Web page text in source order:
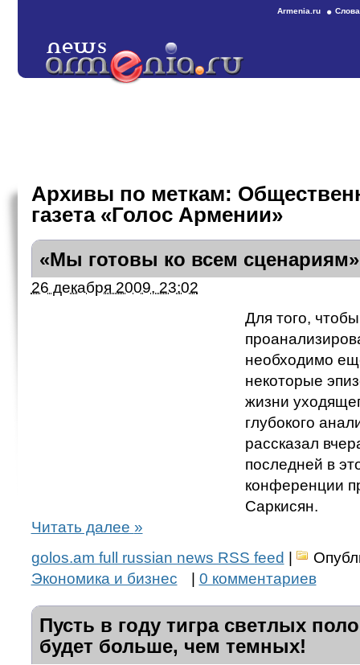
Armenia.ru
Архивы по меткам:
газета «Голос Армении»
«Мы готовы ко всем сценариям»
26 декабря 2009, 23:02
Для того,
необходимо
некоторые
жизни
глубокого
рассказал
последней в
конференции
Саркисян.
Читать далее »
golos.am full russian news RSS feed
Экономика и бизнес
0 комментариев
Пусть в году тигра светлых
будет больше, чем темных!